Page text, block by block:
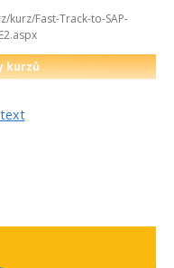
kurz/Fast-Track-to-SAP-
kurzů